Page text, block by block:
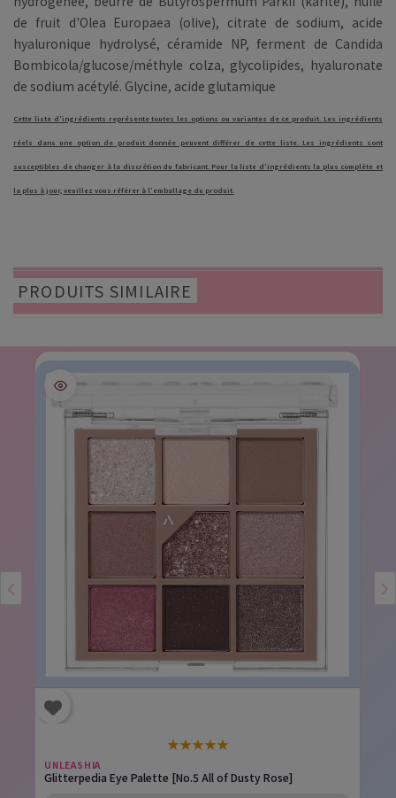
de fruit d'Olea Europaea (olive), citrate de sodium, acide
hyaluronique hydrolysé, céramide NP, ferment de Candida
Bombicola/glucose/méthyle colza, glycolipides, hyaluronate
de sodium acétylé. Glycine, acide glutamique
Cette liste d'ingrédients représente toutes les options ou variantes de ce produit. Les ingrédients
réels dans une option de produit donnée peuvent différer de cette liste. Les ingrédients sont
susceptibles de changer à la discrétion du fabricant. Pour la liste d'ingrédients la plus complète et
la plus à jour, veuillez vous référer à l'emballage du produit.
PRODUITS SIMILAIRE
★★★★★
UNLEASHIA
Glitterpedia Eye Palette [No.5 All of Dusty Rose]